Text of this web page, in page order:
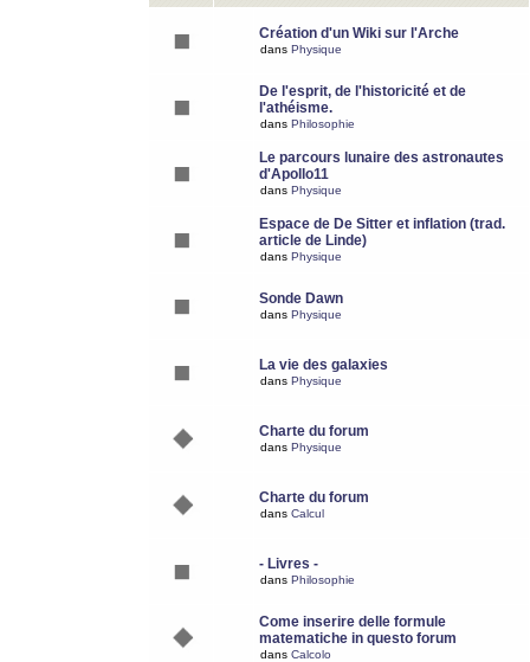
Création d'un Wiki sur l'Arche
dans Physique
De l'esprit, de l'historicité et de
l'athéisme.
dans Philosophie
Le parcours lunaire des astronautes
d'Apollo11
dans Physique
Espace de De Sitter et inflation (trad.
article de Linde)
dans Physique
Sonde Dawn
dans Physique
La vie des galaxies
dans Physique
Charte du forum
dans Physique
Charte du forum
dans Calcul
- Livres -
dans Philosophie
Come inserire delle formule
matematiche in questo forum
dans Calcolo